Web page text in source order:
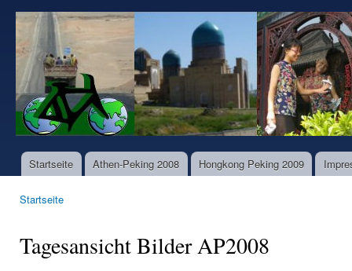
www.world-
bike-
tours.com
Hauptmenü
Startseite Athen-Peking 2008 Hongkong Peking 2009
Startseite
Tagesansicht Bilder AP2008